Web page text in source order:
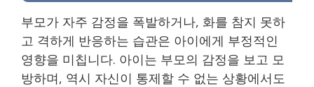
부모가 자주 감정을 폭발하거나, 화를 참지 못하
고 격하게 반응하는 습관은 아이에게 부정적인
영향을 미칩니다. 아이는 부모의 감정을 보고 모
방하며, 역시 자신이 통제할 수 없는 상황에서도